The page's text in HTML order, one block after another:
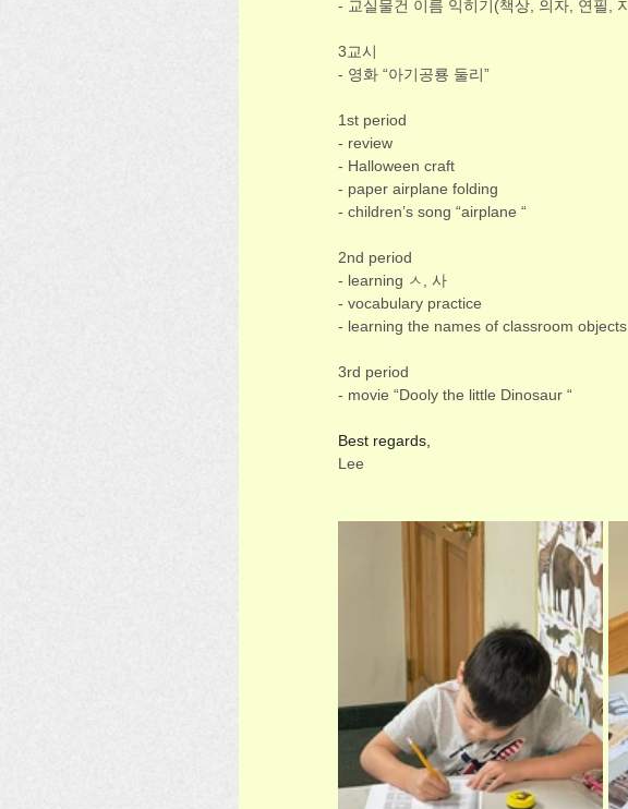
- 교실물건 이름 익히기(책상, 의자, 연필,
3교시
- 영화 “아기공룡 둘리”
1st period
- review
- Halloween craft
- paper airplane folding
- children’s song “airplane “
2nd period
- learning ㅅ, 사
- vocabulary practice
- learning the names of classroom objects
3rd period
- movie “Dooly the little Dinosaur “
Best regards,
Lee